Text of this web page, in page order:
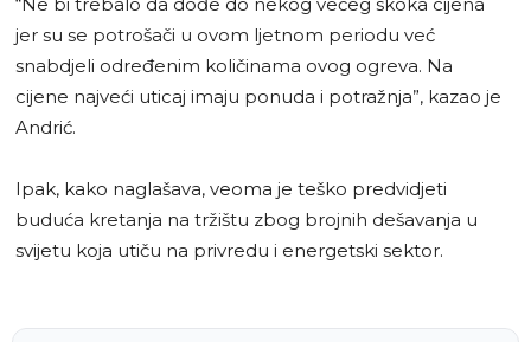
jer su se potrošači u ovom ljetnom periodu već
snabdjeli određenim količinama ovog ogreva. Na
cijene najveći uticaj imaju ponuda i potražnja”, kazao je
Andrić.
Ipak, kako naglašava, veoma je teško predvidjeti
buduća kretanja na tržištu zbog brojnih dešavanja u
svijetu koja utiču na privredu i energetski sektor.